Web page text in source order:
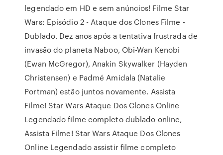
legendado em HD e sem anúncios! Filme Star
Wars: Episódio 2 - Ataque dos Clones Filme -
Dublado. Dez anos após a tentativa frustrada de
invasão do planeta Naboo, Obi-Wan Kenobi
(Ewan McGregor), Anakin Skywalker (Hayden
Christensen) e Padmé Amidala (Natalie
Portman) estão juntos novamente. Assista
Filme! Star Wars Ataque Dos Clones Online
Legendado filme completo dublado online,
Assista Filme! Star Wars Ataque Dos Clones
Online Legendado assistir filme completo